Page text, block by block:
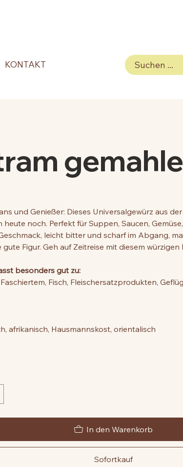
KONTAKT
und Genießer: Dieses Universalgewürz aus
noch. Perfekt für Suppen, Saucen,
leicht bitter und scharf im Abgang,
Figur. Geh auf Zeitreise mit diesem würzigen
besonders gut zu:
Fisch, Fleischersatzprodukten,
afrikanisch, Hausmannskost, orientalisch
In den Warenkorb
Sofortkauf